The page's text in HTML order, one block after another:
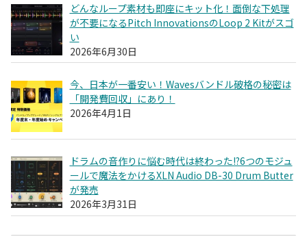
どんなループ素材も即座にキット化！面倒な下処理
が不要になるPitch InnovationsのLoop 2 Kitがスゴ
い
2026年6月30日
今、日本が一番安い！Wavesバンドル破格の秘密は
「開発費回収」にあり！
2026年4月1日
ドラムの音作りに悩む時代は終わった!?6つのモジュ
ールで魔法をかけるXLN Audio DB-30 Drum Butter
が発売
2026年3月31日